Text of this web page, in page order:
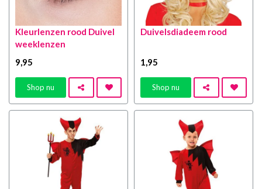
Kleurlenzen rood Duivel
weeklenzen
9 ,95
Shop nu
Duivelsdiadeem rood
1 ,95
Shop nu